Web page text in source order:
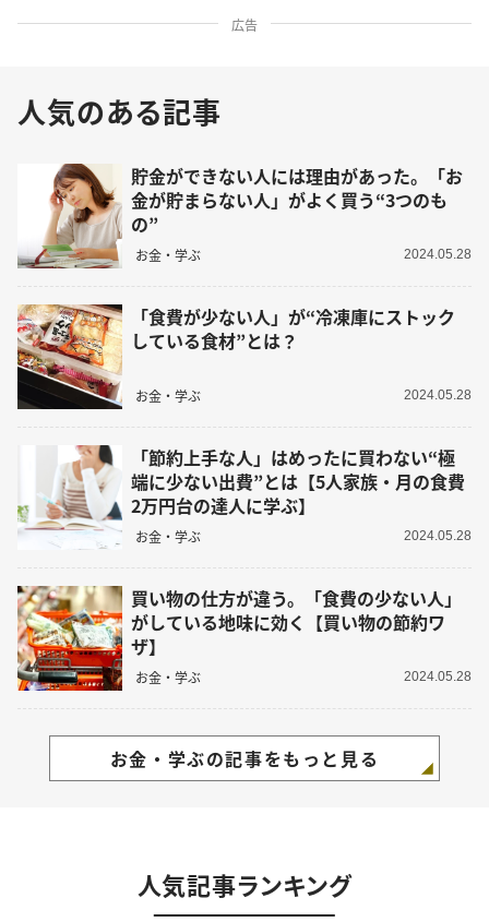
広告
人気のある記事
貯金ができない人には理由があった。「お
金が貯まらない人」がよく買う“3つのも
の”
お金・学ぶ 2024.05.28
「食費が少ない人」が“冷凍庫にストック
している食材”とは？
お金・学ぶ 2024.05.28
「節約上手な人」はめったに買わない“極
端に少ない出費”とは【5人家族・月の食費
2万円台の達人に学ぶ】
お金・学ぶ 2024.05.28
買い物の仕方が違う。「食費の少ない人」
がしている地味に効く【買い物の節約ワ
ザ】
お金・学ぶ 2024.05.28
お金・学ぶの記事をもっと見る
人気記事ランキング